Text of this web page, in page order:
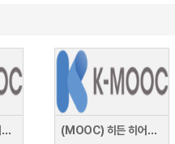
(MOOC) 히든 히어로즈 : K-물류로 글로벌 거점을 선점하라!
(MOOC) 히든 히어로즈 : 1,635조 시장을 장악할 K-원전, 글로벌 영토를 넓히다!